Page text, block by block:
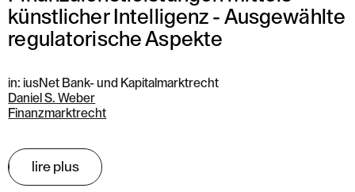
künstlicher Intelligenz - Ausgewählte
regulatorische Aspekte
in: iusNet Bank- und Kapitalmarktrecht
Daniel S. Weber
Finanzmarktrecht
lire plus